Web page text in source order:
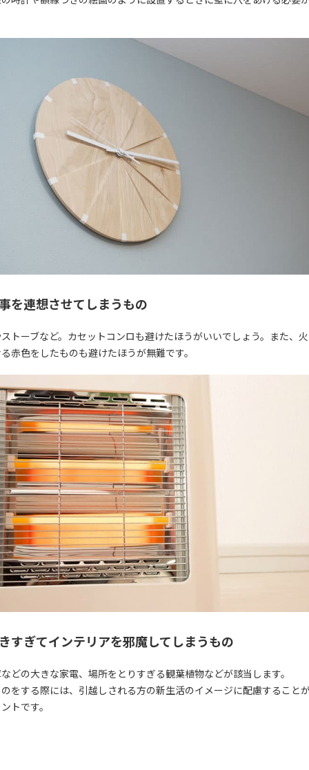
を連想させてしまうもの
トーブなど。カセットコンロも避けたほうがいいでしょう。また、
赤色をしたものも避けたほうが無難です。
すぎてインテリアを邪魔してしまうもの
どの大きな家電、場所をとりすぎる観葉植物などが該当します。
をする際には、引越しされる方の新生活のイメージに配慮すること
トです。